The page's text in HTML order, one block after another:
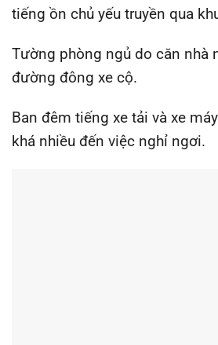
tiếng ồn chủ yếu truyền qua
Tường phòng ngủ do căn nhà
đường đông xe cộ.
Ban đêm tiếng xe tải và xe
khá nhiều đến việc nghỉ ngơi.